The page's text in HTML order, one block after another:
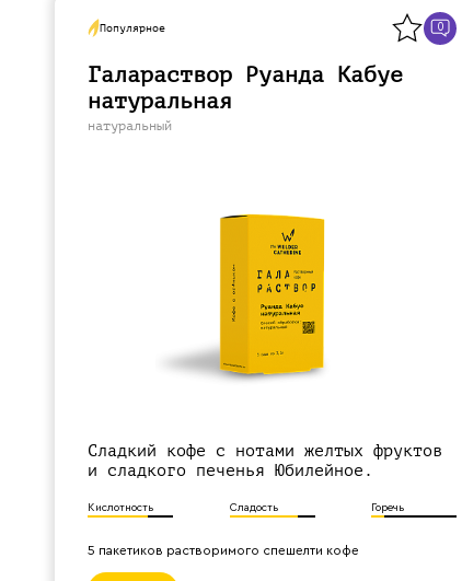
Популярное 0
Галараствор Руанда Кабуе
натуральная
натуральный
Сладкий кофе с нотами желтых фруктов
и сладкого печенья Юбилейное.
Кислотность Сладость Горечь
5 пакетиков растворимого спешелти кофе